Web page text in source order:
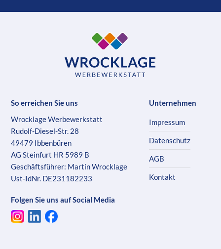
So erreichen Sie uns
Wrocklage Werbewerkstatt
Rudolf-Diesel-Str. 28
49479 Ibbenbüren
AG Steinfurt HR 5989 B
Geschäftsführer: Martin Wrocklage
Ust-IdNr. DE231182233
Folgen Sie uns auf Social Media
Unternehmen
Impressum
Datenschutz
AGB
Kontakt